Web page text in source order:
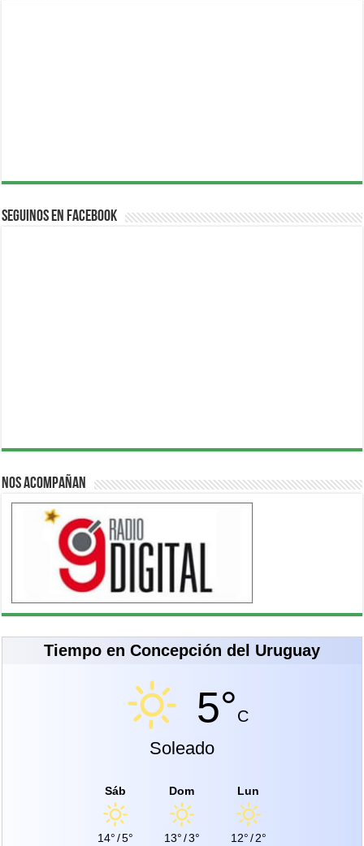
Seguinos en Facebook
Nos acompañan
Tiempo en Concepción del Uruguay
5°C
Soleado
Sáb
14°/5°
Dom
13°/3°
Lun
12°/2°